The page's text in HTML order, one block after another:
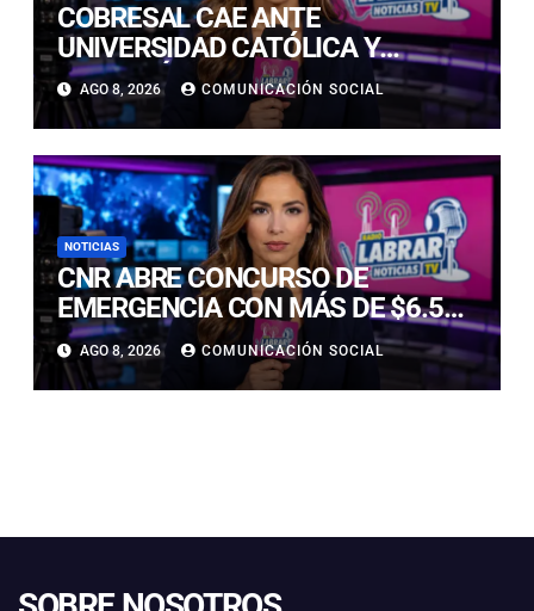
COBRESAL CAE ANTE
UNIVERSIDAD CATÓLICA Y
CONTINÚA COMPLICADO EN LA
PARTE BAJA DE LA TABLA
AGO 8, 2026 COMUNICACIÓN SOCIAL
NOTICIAS
CNR ABRE CONCURSO DE
EMERGENCIA CON MÁS DE $6.500
MILLONES PARA REHABILITAR
OBRAS DE RIEGO AFECTADAS POR
LOS TEMPORALES
AGO 8, 2026 COMUNICACIÓN SOCIAL